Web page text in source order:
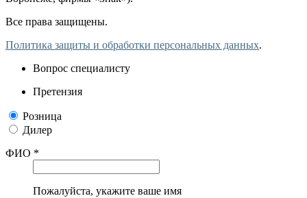
Все права защищены.
Политика защиты и обработки персональных данных.
Вопрос специалисту
Претензия
Розница
Дилер
ФИО *
Пожалуйста, укажите ваше имя